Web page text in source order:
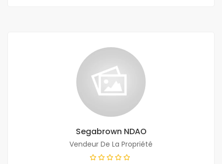
Segabrown NDAO
Vendeur De La Propriété